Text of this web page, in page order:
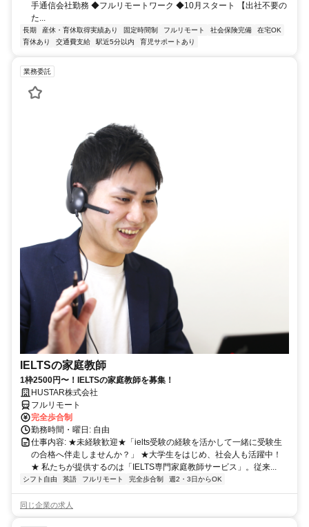
手通信会社勤務 ◆フルリモートワーク ◆10月スタート 【出社不要の
た...
長期 産休・育休取得実績あり 固定時間制 フルリモート 社会保険完備
在宅OK
育休あり
交通費支給 駅近5分以内 育児サポートあり
業務委託
IELTSの家庭教師
1枠2500円〜！IELTSの家庭教師を募集！
HUSTAR株式会社
フルリモート
完全歩合制
勤務時間・曜日: 自由
仕事内容: ★未経験歓迎★「ielts受験の経験を活かして一緒に受験生
の合格へ伴走しませんか？」 ★大学生をはじめ、社会人も活躍中！
★ 私たちが提供するのは「IELTS専門家庭教師サービス」。従来...
シフト自由 英語 フルリモート 完全歩合制 週2・3日からOK
同じ企業の求人